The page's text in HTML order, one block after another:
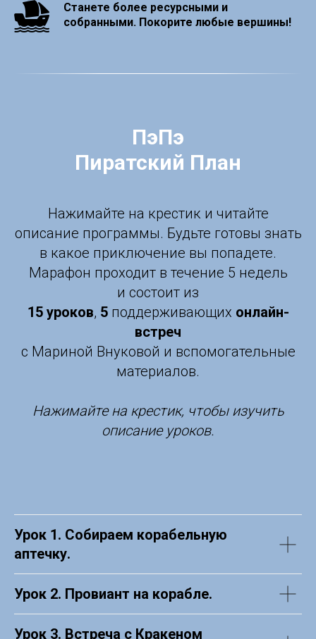
Станете более ресурсными и
собранными. Покорите любые вершины!
ПэПэ
Пиратский План
Нажимайте на крестик и читайте
описание программы. Будьте готовы знать
в какое приключение вы попадете.
Марафон проходит в течение 5 недель
и состоит из
15 уроков, 5поддерживающих онлайн-
встреч
с Мариной Внуковой и вспомогательные
материалов.
Нажимайте на крестик, чтобы изучить
описание уроков.
Урок 1. Собираем корабельную
аптечку.
Урок 2. Провиант на корабле.
Урок 3. Встреча с Кракеном